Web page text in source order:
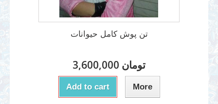
تن پوش کامل حیوانات
3,600,000 تومان
Add to cart More